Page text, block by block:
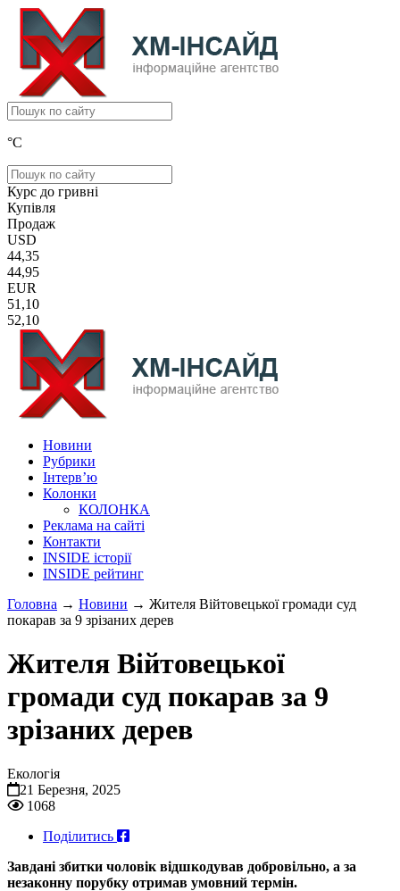
°C
Курс до гривні
Купівля
Продаж
USD
44,35
44,95
EUR
51,10
52,10
Новини
Рубрики
Інтерв’ю
Колонки
КОЛОНКА
Реклама на сайті
Контакти
INSIDE історії
INSIDE рейтинг
Головна → Новини → Жителя Війтовецької громади суд
покарав за 9 зрізаних дерев
Жителя Війтовецької
громади суд покарав за 9
зрізаних дерев
Екологія
21 Березня, 2025
1068
Поділитись
Завдані збитки чоловік відшкодував добровільно, а за
незаконну порубку отримав умовний термін.